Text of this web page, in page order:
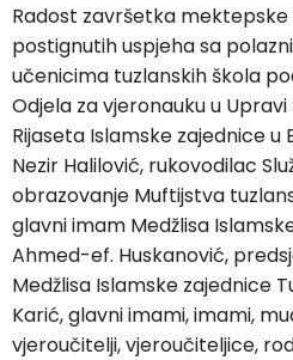
Radost završetka mektepske
postignutih uspjeha sa
učenicima tuzlanskih škola
Odjela za vjeronauku u
Rijaseta Islamske zajednice u
Nezir Halilović, rukovodilac
obrazovanje Muftijstva
glavni imam Medžlisa
Ahmed-ef. Huskanović,
Medžlisa Islamske zajednice
Karić, glavni imami, imami,
vjeroučitelji, vjeroučiteljice,